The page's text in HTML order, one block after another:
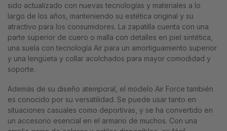
sido actualizado con nuevas tecnologías y materiales a lo
largo de los años, manteniendo su estética original y su
atractivo para los consumidores. La zapatilla cuenta con una
parte superior de cuero o malla con detalles en piel sintética,
una suela con tecnología Air para un amortiguamiento superior
y una lengüeta y collar acolchados para mayor comodidad y
soporte.
Además de su diseño atemporal, el modelo Air Force también
es conocido por su versatilidad. Se puede usar tanto en
situaciones casuales como deportivas, y se ha convertido en
un accesorio esencial en el armario de muchos. Con una